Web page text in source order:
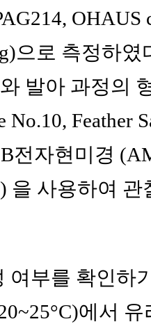
으로 측정하
발아 과정의
No.10, Feather
전자현미경
을 사용하여
여부를 확인하
에서